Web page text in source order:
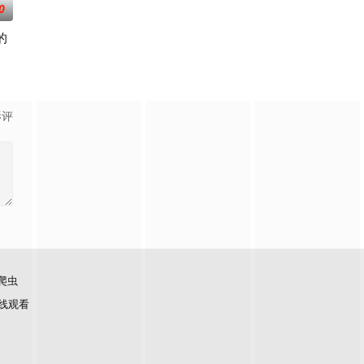
越丛林、探索极地，救助各类动物。在北极应对雷暴，助丽色凤头燕鸥回
虫
观看